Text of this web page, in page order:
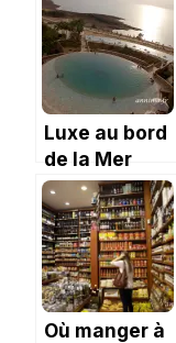
l’Océan
Indien
Luxe au bord
de la Mer
Morte.
Où manger à